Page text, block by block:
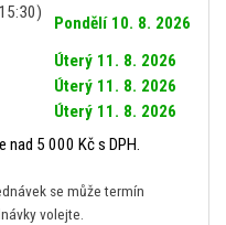
Pondělí 10. 8. 2026
Úterý 11. 8. 2026
Úterý 11. 8. 2026
Úterý 11. 8. 2026
nad 5 000 Kč s DPH.
se může termín
volejte.